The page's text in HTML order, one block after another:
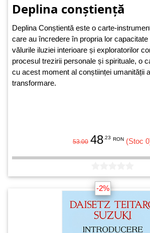
Deplina conștiență
Deplina Conștientă este o carte-
care au încredere în propria lor
vălurile iluziei interioare și exploratorilor
procesul trezirii personale și spirituale, o
cu acest moment al conștiinței umanității
transformare.
53.00 48 .23 RON (Stoc
-2%